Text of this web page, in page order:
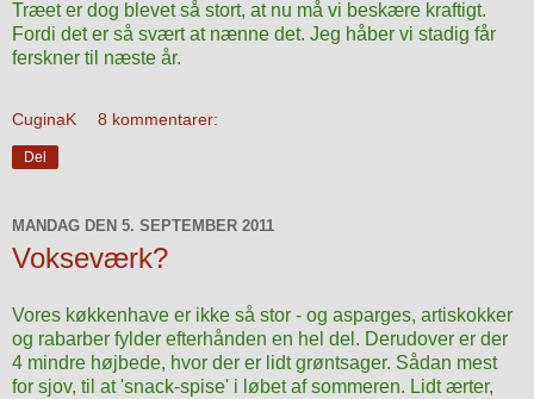
Træet er dog blevet så stort, at nu må vi beskære kraftigt.
Fordi det er så svært at nænne det. Jeg håber vi stadig får
ferskner til næste år.
CuginaK 8 kommentarer:
Del
MANDAG DEN 5. SEPTEMBER 2011
Vokseværk?
Vores køkkenhave er ikke så stor - og asparges, artiskokker
og rabarber fylder efterhånden en hel del. Derudover er der
4 mindre højbede, hvor der er lidt grøntsager. Sådan mest
for sjov, til at 'snack-spise' i løbet af sommeren. Lidt ærter,